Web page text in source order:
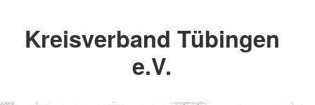
Kreisverband Tübingen
e.V.